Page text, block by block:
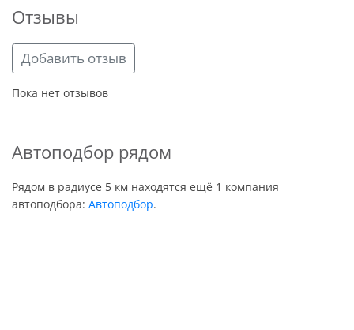
Отзывы
Добавить отзыв
Пока нет отзывов
Автоподбор рядом
Рядом в радиусе 5 км находятся ещё 1 компания
автоподбора: Автоподбор.